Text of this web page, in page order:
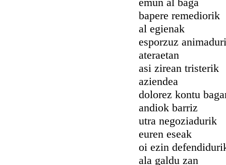
bapere remediorik
al egienak
esporzuz
ateraetan
asi zirean tristerik
aziendea
dolorez kontu
andiok barriz
utra negoziadurik
euren eseak
oi ezin
ala galdu zan